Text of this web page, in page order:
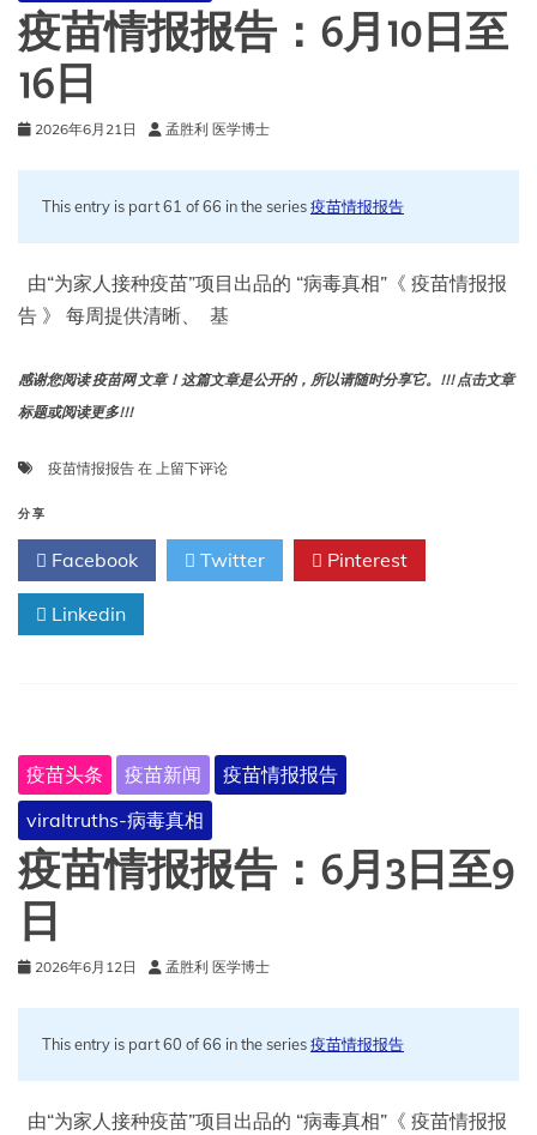
疫苗情报报告：6月10日至
16日
2026年6月21日 孟胜利 医学博士
This entry is part 61 of 66 in the series疫苗情报报告
由“为家人接种疫苗”项目出品的 “病毒真相”《 疫苗情报报
告 》 每周提供清晰、 基
感谢您阅读 疫苗网 文章！这篇文章是公开的，所以请随时分享它。!!! 点击文章
标题或阅读更多!!!
疫苗情报报告 在 疫
报
告：
日
上留下评论
分享
Facebook Twitter Pinterest
Linkedin
疫苗头条 疫苗新闻
疫苗情报报告
viraltruths-病毒真相
疫苗情报报告：6月3日至9
日
2026年6月12日 孟胜利 医学博士
This entry is part 60 of 66 in the series疫苗情报报告
由“为家人接种疫苗”项目出品的 “病毒真相”《 疫苗情报报